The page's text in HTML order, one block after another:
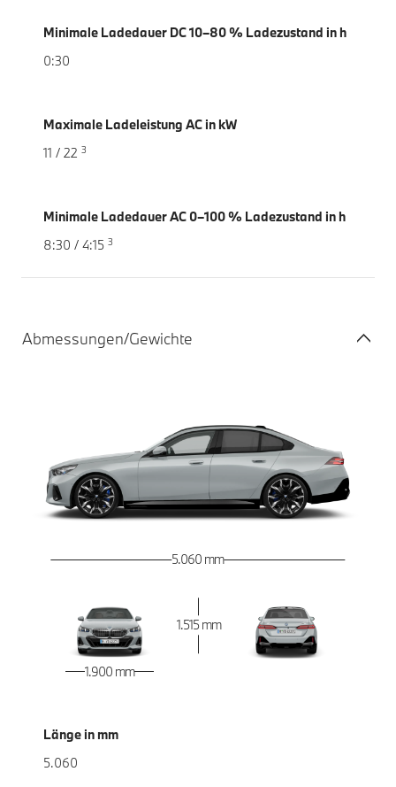
Minimale Ladedauer DC 10–80 % Ladezustand in h
0:30
Maximale Ladeleistung AC in kW
11 / 22 3
Minimale Ladedauer AC 0–100 % Ladezustand in h
8:30 / 4:15 3
Abmessungen/Gewichte
5.060 mm
1.900 mm
1.515 mm
Länge in mm
5.060